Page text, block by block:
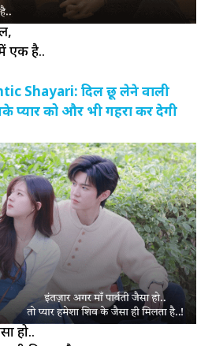
एक है..
Shayari: दिल छू लेने वाली
प्यार को और भी गहरा कर देगी
हो..